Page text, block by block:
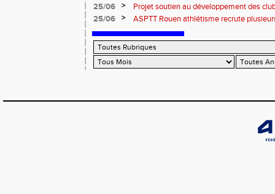
25/06
>
Projet soutien au développement des
25/06
> ASPTT Rouen athlétisme recrute